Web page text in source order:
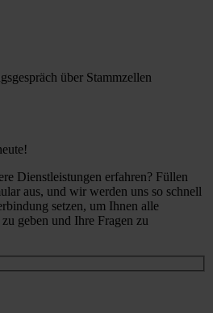
über Stammzellen
Dienstleistungen erfahren? Füllen
aus, und wir werden uns so schnell
setzen, um Ihnen alle
geben und Ihre Fragen zu